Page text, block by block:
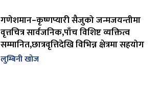
गणेशमान–कृष्णप्यारी सैजुको जन्मजयन्तीमा
वृत्तचित्र सार्वजनिक,पाँच विशिष्ट व्यक्तित्व
सम्मानित,छात्रवृत्तिदेखि विभिन्न क्षेत्रमा सहयोग
लुम्बिनी खोज